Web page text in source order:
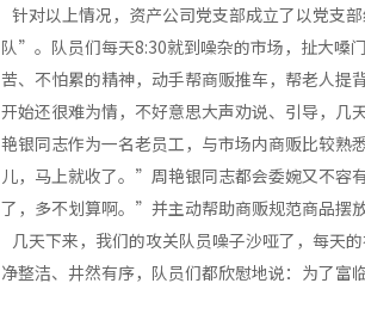
针对以上情况，资产公司党支部成立了以党支
队”。队员们每天8:30就到噪杂的市场，扯大嗓
苦、不怕累的精神，动手帮商贩推车，帮老人提
开始还很难为情，不好意思大声劝说、引导，几
艳银同志作为一名老员工，与市场内商贩比较
儿，马上就收了。”周艳银同志都会委婉又不容
了，多不划算啊。”并主动帮助商贩规范商品摆
几天下来，我们的攻关队员噪子沙哑了，每天
净整洁、井然有序，队员们都欣慰地说：为了富